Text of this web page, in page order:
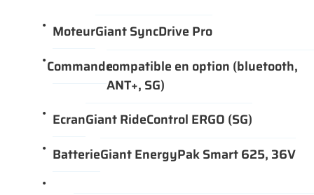
INSCRIPTION
MoteurGiant SyncDrive Pro
Commandecompatible en option (bluetooth,
ANT+, SG)
EcranGiant RideControl ERGO (SG)
BatterieGiant EnergyPak Smart 625, 36V